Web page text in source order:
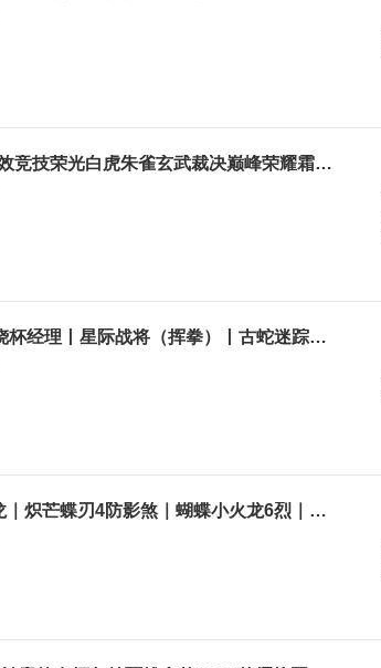
【可排位】云悠悠影豹AGS24幻神音效竞技荣光白虎朱雀玄武裁决巅峰荣耀霜心6盘6烈蝴蝶毒蜂小钢3英雄COP全音
【不可排位】幻神音效丨星神音效丨烧杯经理丨星际战将（挥拳）丨古蛇迷踪套丨王者云击觉醒丨星空轻羽丨挑战套装丨7音效
【不可排位】☢️生化号｜满级八面凌龙｜炽芒蝶刃4防影煞｜蝴蝶小火龙6烈｜宙斯套双面神｜幻神星神｜对讲机猎手全皮